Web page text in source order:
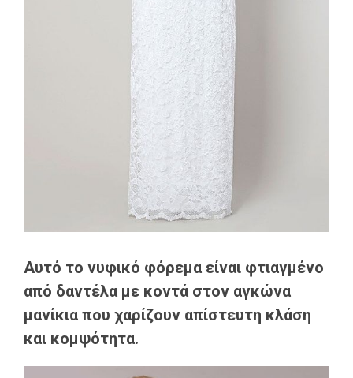
Αυτό το νυφικό φόρεμα είναι φτιαγμένο
από δαντέλα με κοντά στον αγκώνα
μανίκια που χαρίζουν απίστευτη κλάση
και κομψότητα.